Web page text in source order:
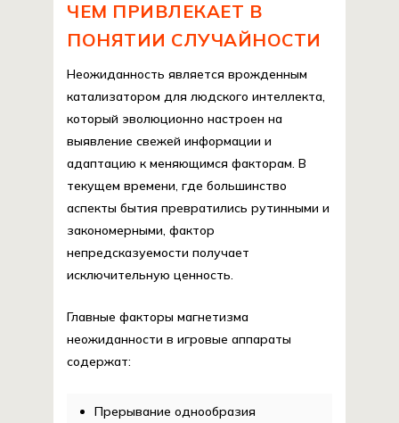
ЧЕМ ПРИВЛЕКАЕТ В
ПОНЯТИИ СЛУЧАЙНОСТИ
Неожиданность является врожденным
катализатором для людского интеллекта,
который эволюционно настроен на
выявление свежей информации и
адаптацию к меняющимся факторам. В
текущем времени, где большинство
аспекты бытия превратились рутинными и
закономерными, фактор
непредсказуемости получает
исключительную ценность.
Главные факторы магнетизма
неожиданности в игровые аппараты
содержат:
Прерывание однообразия